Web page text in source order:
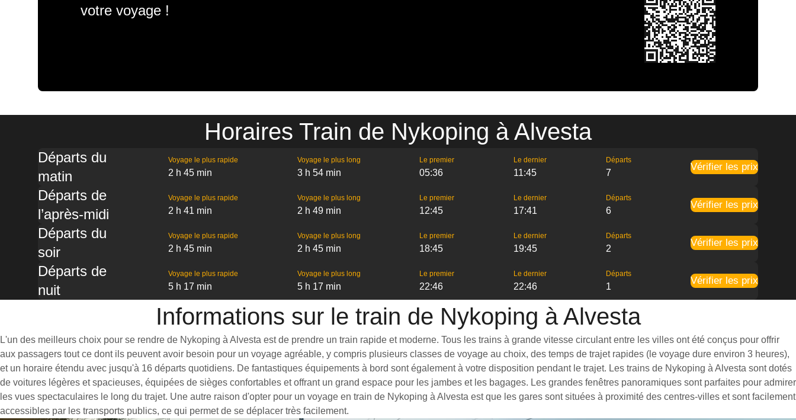
votre voyage !
Horaires Train de Nykoping à Alvesta
Départs du
matin
Voyage le plus rapide
2 h 45 min
Voyage le plus long
3 h 54 min
Le premier
05:36
Le dernier
11:45
Départs
7
Vérifier les prix
Départs de
l’après-midi
Voyage le plus rapide
2 h 41 min
Voyage le plus long
2 h 49 min
Le premier
12:45
Le dernier
17:41
Départs
6
Vérifier les prix
Départs du
soir
Voyage le plus rapide
2 h 45 min
Voyage le plus long
2 h 45 min
Le premier
18:45
Le dernier
19:45
Départs
2
Vérifier les prix
Départs de
nuit
Voyage le plus rapide
5 h 17 min
Voyage le plus long
5 h 17 min
Le premier
22:46
Le dernier
22:46
Départs
1
Vérifier les prix
Informations sur le train de Nykoping à Alvesta
L'un des meilleurs choix pour se rendre de Nykoping à Alvesta est de prendre un train rapide et moderne. Tous les trains à grande vitesse circulant entre les villes ont été conçus pour offrir
aux passagers tout ce dont ils peuvent avoir besoin pour un voyage agréable, y compris plusieurs classes de voyage au choix, des temps de trajet rapides (le voyage dure environ 3 heures),
et un horaire étendu avec jusqu'à 16 départs quotidiens. De fantastiques équipements à bord sont également à votre disposition pendant le trajet. Les trains de Nykoping à Alvesta sont dotés
de voitures légères et spacieuses, équipées de sièges confortables et offrant un grand espace pour les jambes et les bagages. Les grandes fenêtres panoramiques sont parfaites pour admirer
les vues spectaculaires le long du trajet. Une autre raison d'opter pour un voyage en train de Nykoping à Alvesta est que les gares sont situées à proximité des centres-villes et sont facilement
accessibles par les transports publics, ce qui permet de se déplacer très facilement.